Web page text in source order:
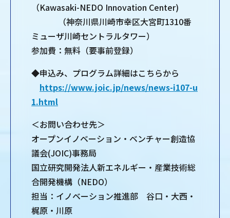
（Kawasaki-NEDO Innovation Center)
（神奈川県川崎市幸区大宮町1310番
ミューザ川崎セントラルタワー）
参加費：無料（要事前登録）
◆申込み、プログラム詳細はこちらから
https://www.joic.jp/news/news-i107-u
1.html
＜お問い合わせ先＞
オープンイノベーション・ベンチャー創造協
議会(JOIC)事務局
国立研究開発法人新エネルギー・産業技術総
合開発機構（NEDO）
担当：イノベーション推進部 谷口・大西・
梶原・川原